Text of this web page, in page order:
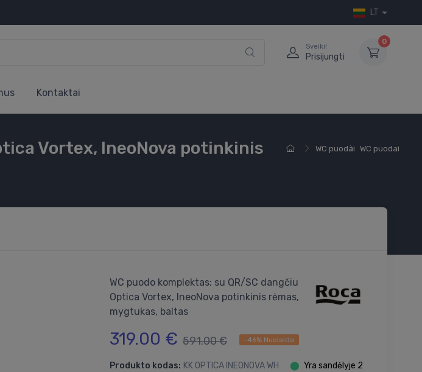
LT
Sveiki!
Prisijungti
0
Kontaktai
WC puodai WC puodai
Vortex, IneoNova potinkinis
WC puodo komplektas: su QR/SC dangčiu
Optica Vortex, IneoNova potinkinis rėmas,
mygtukas, baltas
319.00 € 591.00 € -46% Nuolaida
Produkto kodas: KK OPTICA INEONOVA WH ⬤ Yra sandėlyje 2